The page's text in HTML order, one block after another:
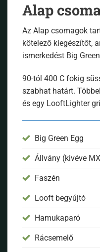
Alap
Az Alap csomagok
kötelező kiegészítőt,
ismerkedést Big
90-tól 400 C fokig
szabhat határt.
és egy LooftLighter
Big Green Egg
Állvány (kivéve
Faszén
Looft begyújtó
Hamukaparó
Rácsemelő